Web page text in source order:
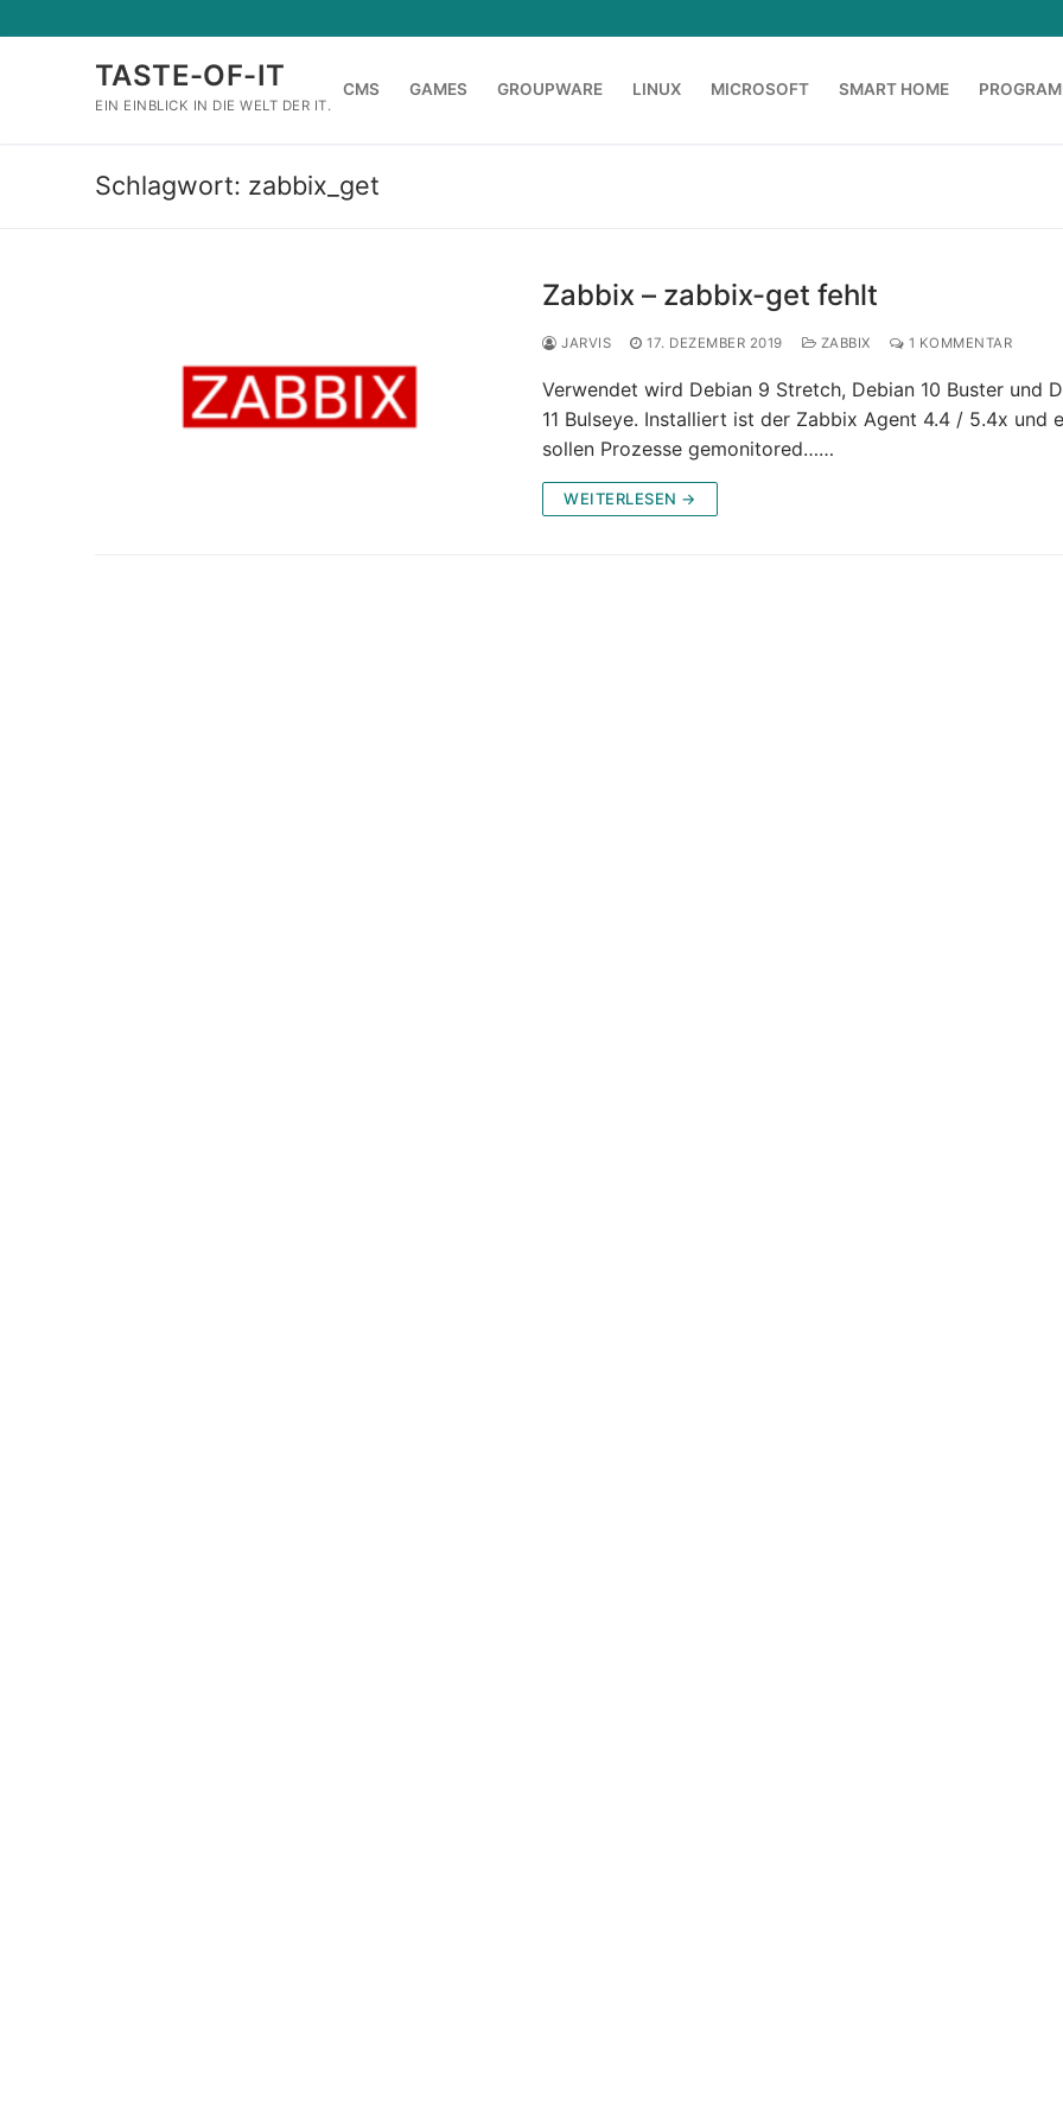
Inhalt
TASTE-OF-IT
EIN EINBLICK IN DIE WELT DER IT.
CMS GAMES GROUPWARE LINUX MICROSOFT SMART HOME
Schlagwort: zabbix_get
Zabbix – zabbix-get fehlt
JARVIS 17. DEZEMBER 2019 ZABBIX 1 KOMMENTAR
Verwendet wird Debian 9 Stretch, Debian 10 Buster und
11 Bulseye. Installiert ist der Zabbix Agent 4.4 / 5.4x und
sollen Prozesse gemonitored……
WEITERLESEN →